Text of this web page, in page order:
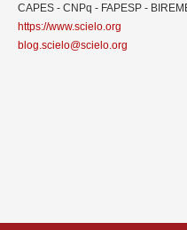
CAPES - CNPq - FAPESP -
https://www.scielo.org
blog.scielo@scielo.org